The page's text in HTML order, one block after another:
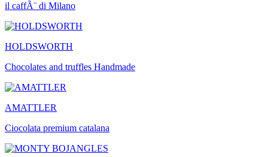
il caffÃ¨ di Milano
HOLDSWORTH
Chocolates and truffles Handmade
AMATTLER
Ciocolata premium catalana